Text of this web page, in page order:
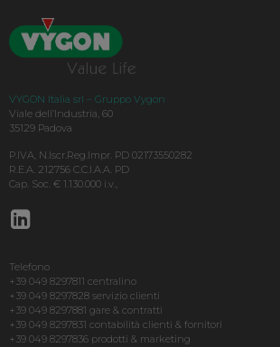
VYGON Italia srl – Gruppo Vygon
Viale dell’Industria, 60
35129 Padova
P.IVA, N.Iscr.Reg.Impr. PD 02173550282
R.E.A. 212756 C.C.I.A.A. PD
Cap. Soc. € 1.130.000 i.v.,
Telefono
+39 049 8297811 centralino
+39 049 8297828 servizio clienti
+39 049 8297881 gare & contratti
+39 049 8297831 contabilità clienti & fornitori
+39 049 8297836 prodotti & marketing